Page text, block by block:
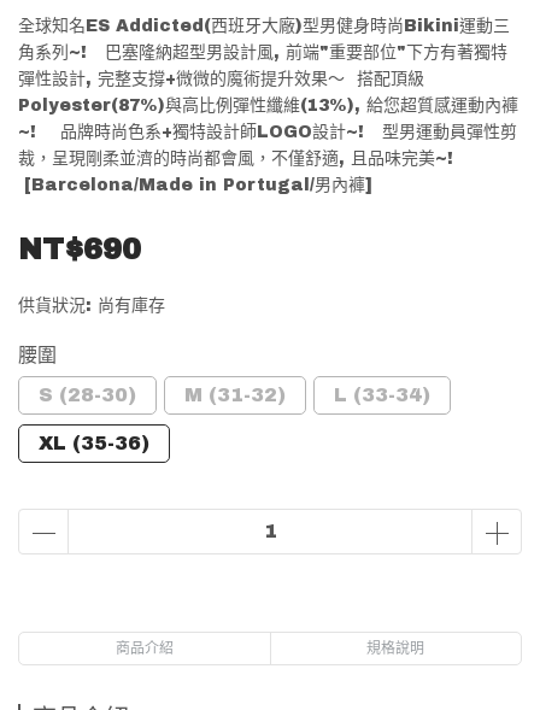
全球知名ES Addicted(西班牙大廠)型男健身時尚Bikini運動三
角系列~! 巴塞隆納超型男設計風, 前端"重要部位"下方有著獨特
彈性設計, 完整支撐+微微的魔術提升效果～ 搭配頂級
Polyester(87%)與高比例彈性纖維(13%), 給您超質感運動內褲
~! 品牌時尚色系+獨特設計師LOGO設計~! 型男運動員彈性剪
裁，呈現剛柔並濟的時尚都會風，不僅舒適, 且品味完美~!
[Barcelona/Made in Portugal/男內褲]
NT$690
供貨狀況: 尚有庫存
腰圍
S (28-30)
M (31-32) L (33-34)
XL (35-36)
商品介紹 規格說明